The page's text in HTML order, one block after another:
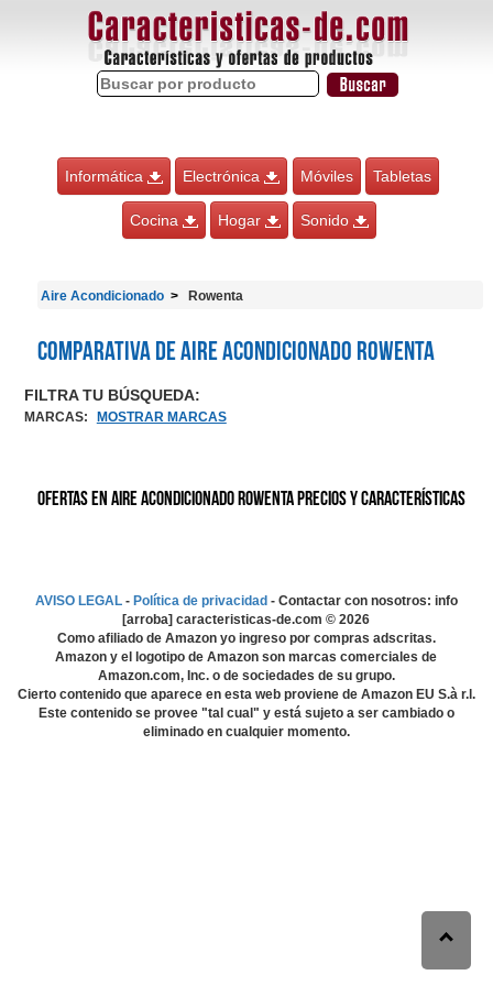
Informática Electrónica Móviles Tabletas
Cocina Hogar Sonido
Aire Acondicionado Rowenta
Comparativa de Aire Acondicionado Rowenta
FILTRA TU BÚSQUEDA:
MARCAS: MOSTRAR MARCAS
Ofertas en Aire Acondicionado Rowenta precios y características
AVISO LEGAL- Política de privacidad - Contactar con nosotros: info
[arroba] caracteristicas-de.com ©2026
Como afiliado de Amazon yo ingreso por compras adscritas.
Amazon y el logotipo de Amazon son marcas comerciales de
Amazon.com, Inc. o de sociedades de su grupo.
Cierto contenido que aparece en esta web proviene de Amazon EU S.à r.l.
Este contenido se provee "tal cual" y está sujeto a ser cambiado o
eliminado en cualquier momento.